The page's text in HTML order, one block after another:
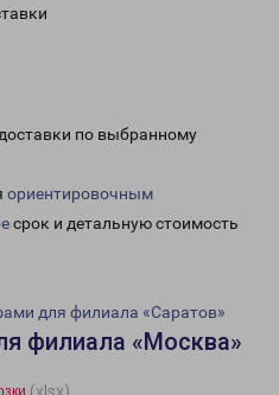
по выбранному
ориентировочным
срок и детальную стоимость
для филиала «Саратов»
филиала «Москва»